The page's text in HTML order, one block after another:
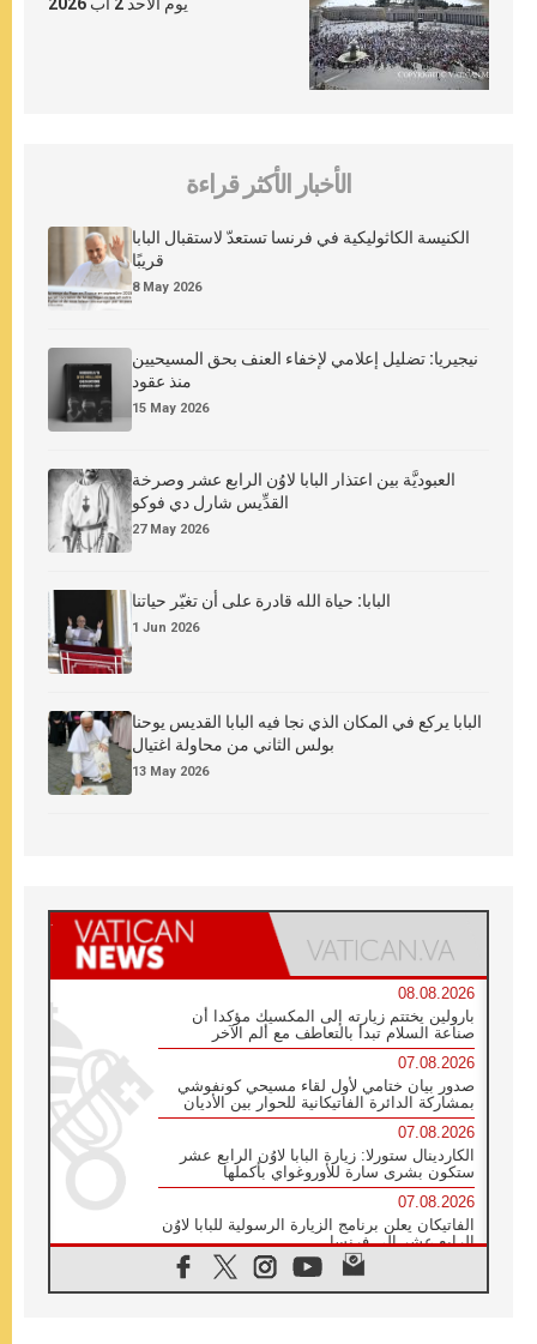
الأخبار الأكثر قراءة
الكنيسة الكاثوليكية في فرنسا تستعدّ لاستقبال البابا
قريبًا
8 May 2026
نيجيريا: تضليل إعلامي لإخفاء العنف بحق المسيحيين
منذ عقود
15 May 2026
العبوديَّة بين اعتذار البابا لاوُن الرابع عشر وصرخة
القدِّيس شارل دي فوكو
27 May 2026
البابا: حياة الله قادرة على أن تغيّر حياتنا
1 Jun 2026
البابا يركع في المكان الذي نجا فيه البابا القديس يوحنا
بولس الثاني من محاولة اغتيال
13 May 2026
08.08.2026
بارولين يختتم زيارته إلى المكسيك مؤكدا أن
صناعة السلام تبدأ بالتعاطف مع ألم الآخر
07.08.2026
صدور بيان ختامي لأول لقاء مسيحي كونفوشي
بمشاركة الدائرة الفاتيكانية للحوار بين الأديان
07.08.2026
الكاردينال ستورلا: زيارة البابا لاوُن الرابع عشر
ستكون بشرى سارة للأوروغواي بأكملها
07.08.2026
الفاتيكان يعلن برنامج الزيارة الرسولية للبابا لاوُن
الرابع عشر إلى فرنسا
في الذكرى الـ ٨١ لحادثة هيروشيما الكنيسة في